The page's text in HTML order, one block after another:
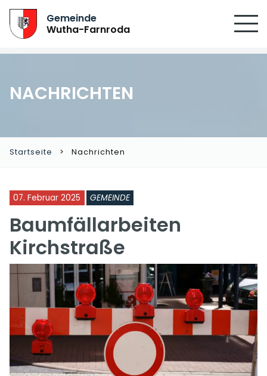
Gemeinde
Wutha-Farnroda
NACHRICHTEN
Startseite Nachrichten
07. Februar 2025 GEMEINDE
Baumfällarbeiten
Kirchstraße